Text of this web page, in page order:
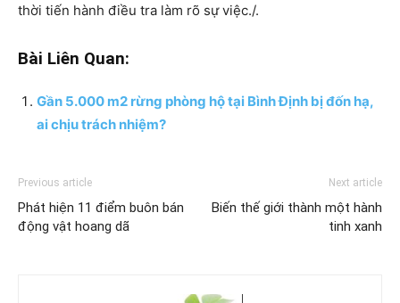
thời tiến hành điều tra làm rõ sự việc./.
Bài Liên Quan:
Gần 5.000 m2 rừng phòng hộ tại Bình Định bị đốn hạ,
ai chịu trách nhiệm?
Previous article
Phát hiện 11 điểm buôn bán
động vật hoang dã
Next article
Biến thế giới thành một hành
tinh xanh